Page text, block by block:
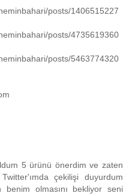
posts/1406515227
posts/4735619360
posts/5463774320
5 ürünü önerdim ve zaten
çekilişi duyurdum
olmasını bekliyor seni